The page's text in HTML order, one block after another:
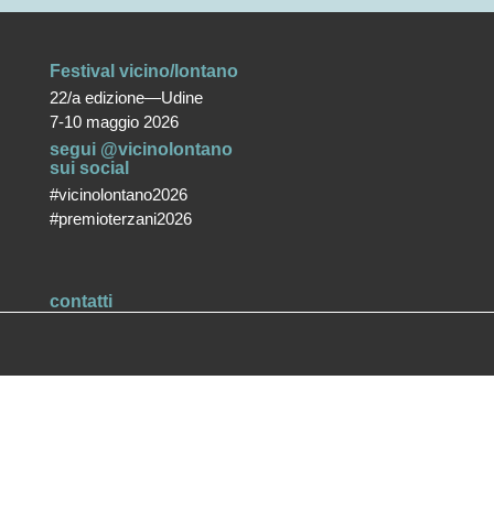
Festival vicino/lontano
22/a edizione—Udine
7-10 maggio 2026
segui @vicinolontano
sui social
#vicinolontano2026
#premioterzani2026
contatti
T +39 0432 287171